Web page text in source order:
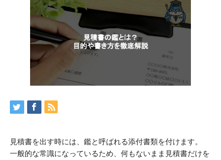
見積書を出す時には、鑑と呼ばれる添付書類を付けます。
一般的な常識になっているため、何もないまま見積書だけを